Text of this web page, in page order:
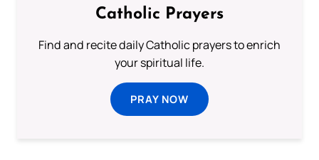
Catholic Prayers
Find and recite daily Catholic prayers to enrich
your spiritual life.
PRAY NOW